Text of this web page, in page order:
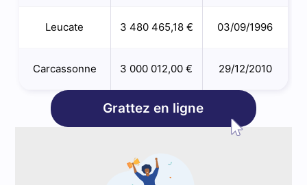
Leucate 3 480 465,18 € 03/09/1996
Carcassonne 3 000 012,00 € 29/12/2010
Grattez en ligne